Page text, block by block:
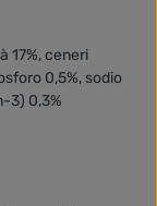
17%, ceneri
0,5%, sodio
3) 0,3%